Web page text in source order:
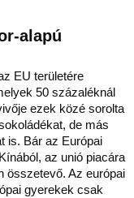
alapú
EU területére
50 százaléknál
ezek közé sorolta
de más
is. Bár az Európai
az unió piacára
összetevő. Az európai
gyerekek csak